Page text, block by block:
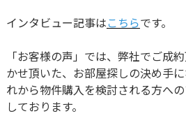
インタビュー記事はこちらです。
「お客様の声」では、弊社でご成
かせ頂いた、お部屋探しの決め手
れから物件購入を検討される方へ
しております。